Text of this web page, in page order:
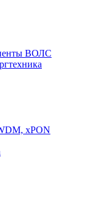
ВОЛС
xPON